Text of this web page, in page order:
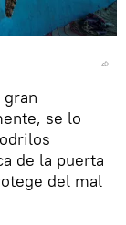
se lo
de la puerta
del mal